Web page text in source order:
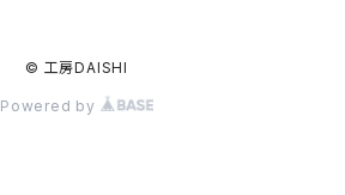
© 工房DAISHI
Powered by